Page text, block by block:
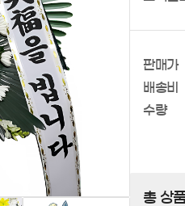
판매가
배송비
수량
총 상